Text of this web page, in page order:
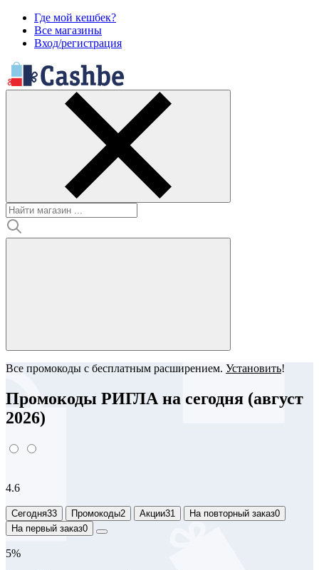
Где мой кешбек?
Все магазины
Вход/регистрация
Все промокоды с бесплатным расширением. Установить!
Промокоды РИГЛА на сегодня (август
2026)
4.6
Сегодня33 Промокоды2 Акции31 На повторный заказ0
На первый заказ0
5%